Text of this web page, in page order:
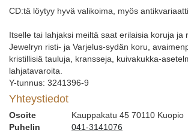
CD:tä löytyy hyvä valikoima, myös
Itselle tai lahjaksi meiltä saat erilaisia koruja ja
Jewelryn risti- ja Varjelus-sydän koru,
kristillisiä tauluja, kransseja, kuivakukka-
lahjatavaroita.
Y-tunnus: 3241396-9
Yhteystiedot
Osoite
Kauppakatu 45 70110 Kuopio
Puhelin
041-3141076